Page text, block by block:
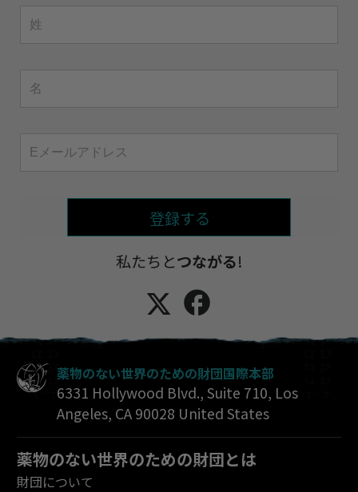
登録する
私たちとつながる!
薬物のない世界のための財団国際本部
6331 Hollywood Blvd., Suite 710, Los
Angeles, CA 90028 United States
薬物のない世界のための財団とは
財団について